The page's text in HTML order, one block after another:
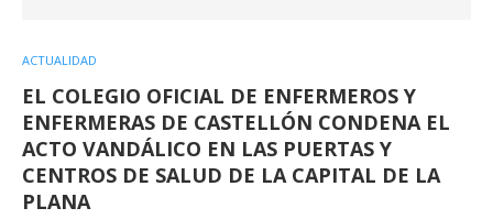
ACTUALIDAD
EL COLEGIO OFICIAL DE ENFERMEROS Y
ENFERMERAS DE CASTELLÓN CONDENA EL
ACTO VANDÁLICO EN LAS PUERTAS Y
CENTROS DE SALUD DE LA CAPITAL DE LA
PLANA